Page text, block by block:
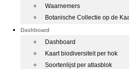
Waarnemers
Botanische Collectie op de
Dashboard
Dashboard
Kaart biodiversiteit per hok
Soortenlijst per atlasblok